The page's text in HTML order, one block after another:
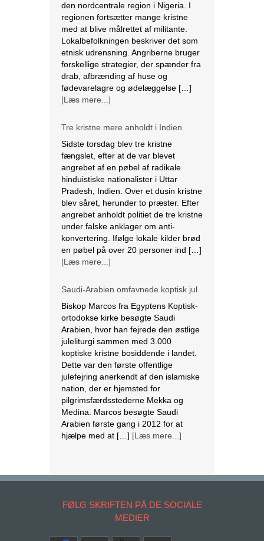
den nordcentrale region i Nigeria. I
regionen fortsætter mange kristne
med at blive målrettet af militante.
Lokalbefolkningen beskriver det som
etnisk udrensning. Angriberne bruger
forskellige strategier, der spænder fra
drab, afbrænding af huse og
fødevarelagre og ødelæggelse […]
[Læs mere...]
Tre kristne mere anholdt i Indien
Sidste torsdag blev tre kristne
fængslet, efter at de var blevet
angrebet af en pøbel af radikale
hinduistiske nationalister i Uttar
Pradesh, Indien. Over et dusin kristne
blev såret, herunder to præster. Efter
angrebet anholdt politiet de tre kristne
under falske anklager om anti-
konvertering. Ifølge lokale kilder brød
en pøbel på over 20 personer ind […]
[Læs mere...]
Saudi-Arabien omfavnede koptisk jul.
Biskop Marcos fra Egyptens Koptisk-
ortodokse kirke besøgte Saudi
Arabien, hvor han fejrede den østlige
juleliturgi sammen med 3.000
koptiske kristne bosiddende i landet.
Dette var den første offentlige
julefejring anerkendt af den islamiske
nation, der er hjemsted for
pilgrimsfærdsstederne Mekka og
Medina. Marcos besøgte Saudi
Arabien første gang i 2012 for at
hjælpe med at […] [Læs mere...]
efter lovændring
par af samme køn har fundet sted
tirsdag. Det skriver BBC. Dermed er
FØLG SKRIFTEN PÅ DE SOCIALE
MEDIER